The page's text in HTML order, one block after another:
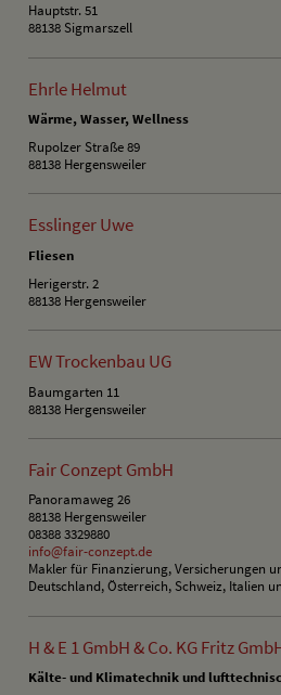
Hauptstr. 51
88138 Sigmarszell
Ehrle Helmut
Wärme, Wasser, Wellness
Rupolzer Straße 89
88138 Hergensweiler
Esslinger Uwe
Fliesen
Herigerstr. 2
88138 Hergensweiler
EW Trockenbau UG
Baumgarten 11
88138 Hergensweiler
Fair Conzept GmbH
Panoramaweg 26
88138 Hergensweiler
08388 3329880
info@fair-conzept.de
Makler für Finanzierung, Versicherungen
Deutschland, Österreich, Schweiz, Italien
H & E 1 GmbH & Co. KG Fritz
Kälte- und Klimatechnik und